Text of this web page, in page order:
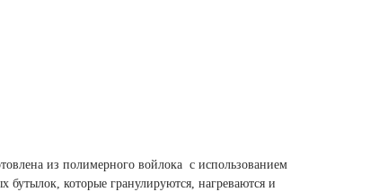
из полимерного войлока с использованием
бутылок, которые гранулируются, нагреваются и